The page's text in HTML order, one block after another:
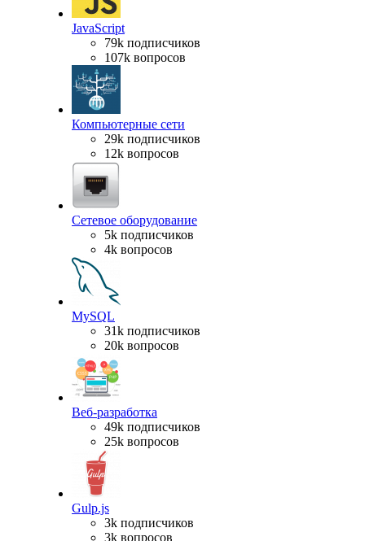
JavaScript
79k подписчиков
107k вопросов
Компьютерные сети
29k подписчиков
12k вопросов
Сетевое оборудование
5k подписчиков
4k вопросов
MySQL
31k подписчиков
20k вопросов
Веб-разработка
49k подписчиков
25k вопросов
Gulp.js
3k подписчиков
3k вопросов